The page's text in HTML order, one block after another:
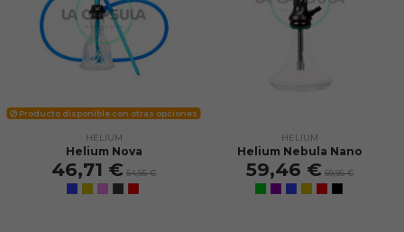
Producto disponible con otras opciones
HELIUM
Helium Nova
46,71 € 54,95 €
HELIUM
Helium Nebula Nano
59,46 € 69,95 €